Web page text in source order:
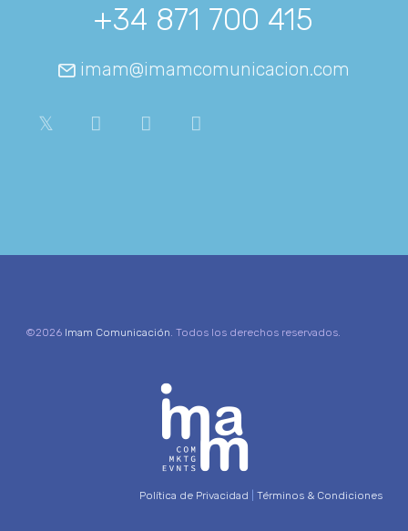
+34 871 700 415
imam@imamcomunicacion.com
©2026 Imam Comunicación . Todos los derechos reservados.
Política de Privacidad Términos & Condiciones